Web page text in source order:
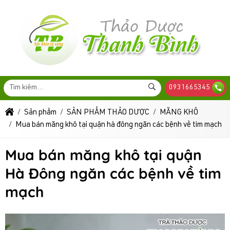
0931665345
Sản phẩm SẢN PHẨM THẢO DƯỢC
MĂNG KHÔ
Mua bán măng khô tại quận hà đông ngăn các bệnh về tim mạch
Mua bán măng khô tại quận
Hà Đông ngăn các bệnh về tim
mạch